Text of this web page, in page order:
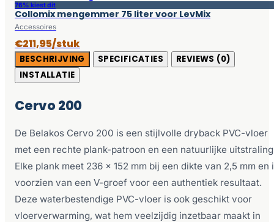
76% kiest dit
Collomix mengemmer 75 liter voor LevMix
Accessoires
€211,95/stuk
BESCHRIJVING SPECIFICATIES
REVIEWS (0)
INSTALLATIE
Cervo 200
De Belakos Cervo 200 is een stijlvolle dryback PVC-vloer
met een rechte plank-patroon en een natuurlijke
Elke plank meet 236 x 152 mm bij een dikte van 2,5 mm en
voorzien van een V-groef voor een authentiek resultaat.
Deze waterbestendige PVC-vloer is ook geschikt voor
vloerverwarming, wat hem veelzijdig inzetbaar maakt in